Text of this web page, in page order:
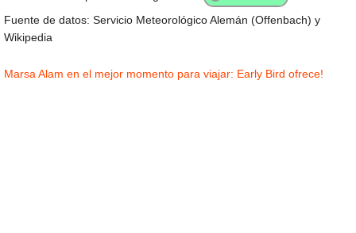
Fuente de datos: Servicio Meteorológico Alemán (Offenbach) y
Wikipedia
Marsa Alam en el mejor momento para viajar: Early Bird ofrece!